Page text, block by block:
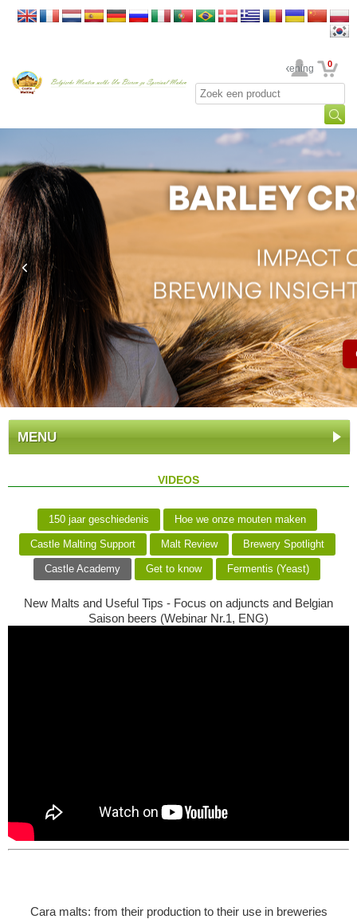
Uw rekening 0
MENU
VIDEOS
150 jaar geschiedenis Hoe we onze mouten maken
Castle Malting Support Malt Review Brewery Spotlight
Castle Academy Get to know Fermentis (Yeast)
New Malts and Useful Tips - Focus on adjuncts and Belgian
Saison beers (Webinar Nr.1, ENG)
Cara malts: from their production to their use in breweries